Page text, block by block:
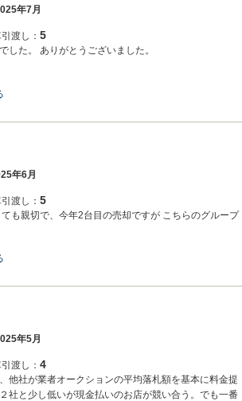
年7月
渡し： 5
た。 ありがとうございました。
年6月
渡し： 5
も親切で、今年2台目の売却ですが こちらのグループ
年5月
渡し： 4
他社が業者オークションの平均落札額を基本に料金提
社と少し低いが現金払いのお店が競い合う。でも一番